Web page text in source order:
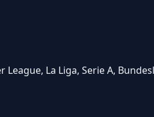
La Liga, Serie A,